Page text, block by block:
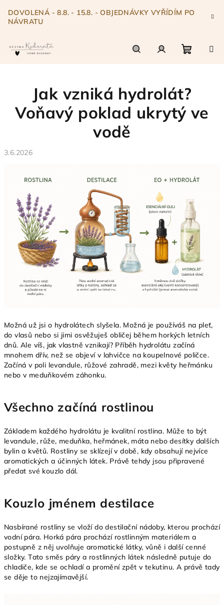
obsah
DOVOLENÁ - 8.8. - 15.8. - OBJEDNÁVKY VYŘÍDÍM PO
NÁVRATU
košík
Jak vzniká hydrolát?
Voňavý poklad ukrytý ve
vodě
3.6.2026
Možná už jsi o hydrolátech slyšela. Možná je používáš na pleť,
do vlasů nebo si jimi osvěžuješ obličej během horkých letních
dnů. Ale víš, jak vlastně vznikají? Příběh hydrolátu začíná
mnohem dřív, než se objeví v lahvičce na koupelnové poličce.
Začíná v poli levandule, růžové zahradě, mezi květy heřmánku
nebo v meduňkovém záhonku.
Všechno začíná rostlinou
Základem každého hydrolátu je kvalitní rostlina. Může to být
levandule, růže, meduňka, heřmánek, máta nebo desítky dalších
bylin a květů. Rostliny se sklízejí v době, kdy obsahují nejvíce
aromatických a účinných látek. Právě tehdy jsou připravené
předat své kouzlo dál.
Kouzlo jménem destilace
Nasbírané rostliny se vloží do destilační nádoby, kterou prochází
vodní pára. Horká pára prochází rostlinným materiálem a
postupně z něj uvolňuje aromatické látky, vůně i další cenné
složky. Tato směs páry a rostlinných látek následně putuje do
chladiče, kde se ochladí a promění zpět v tekutinu. A právě tady
se děje to nejzajímavější.